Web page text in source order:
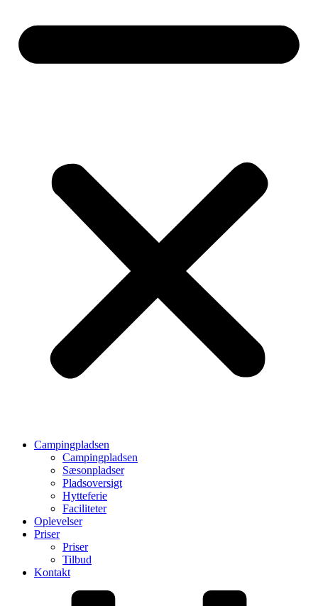
Campingpladsen
Campingpladsen
Sæsonpladser
Pladsoversigt
Hytteferie
Faciliteter
Oplevelser
Priser
Priser
Tilbud
Kontakt